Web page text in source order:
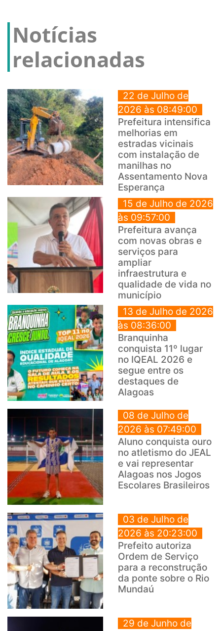
Notícias
relacionadas
22 de Julho de
2026 às 08:49:00
Prefeitura intensifica
melhorias em
estradas vicinais
com instalação de
manilhas no
Assentamento Nova
Esperança
15 de Julho de 2026
às 09:57:00
Prefeitura avança
com novas obras e
serviços para
ampliar
infraestrutura e
qualidade de vida no
município
13 de Julho de 2026
às 08:36:00
Branquinha
conquista 11º lugar
no IQEAL 2026 e
segue entre os
destaques de
Alagoas
08 de Julho de
2026 às 07:49:00
Aluno conquista ouro
no atletismo do JEAL
e vai representar
Alagoas nos Jogos
Escolares Brasileiros
03 de Julho de
2026 às 20:23:00
Prefeito autoriza
Ordem de Serviço
para a reconstrução
da ponte sobre o Rio
Mundaú
29 de Junho de